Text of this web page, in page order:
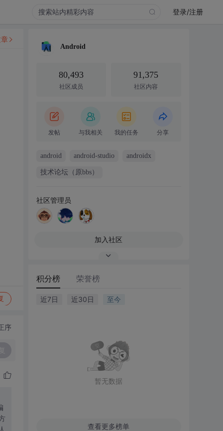
登录/注册
序
Android
80,493
社区成员
91,375
社区内容
发帖 与我相关 我的任务 分享
android android-studio androidx
技术论坛（原bbs）
社区管理员
加入社区
积分榜 荣誉榜
近7日 近30日 至今
暂无数据
查看更多榜单